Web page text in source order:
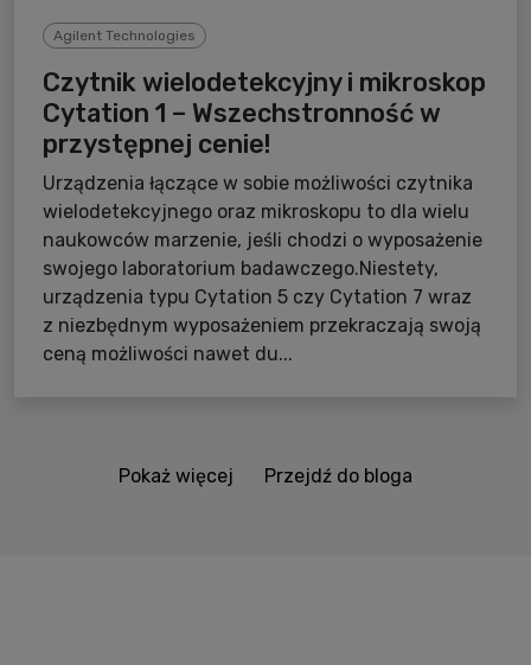
Agilent Technologies
Czytnik wielodetekcyjny i mikroskop
Cytation 1 – Wszechstronność w
przystępnej cenie!
Urządzenia łączące w sobie możliwości czytnika
wielodetekcyjnego oraz mikroskopu to dla wielu
naukowców marzenie, jeśli chodzi o wyposażenie
swojego laboratorium badawczego.Niestety,
urządzenia typu Cytation 5 czy Cytation 7 wraz
z niezbędnym wyposażeniem przekraczają swoją
ceną możliwości nawet du...
Pokaż więcej Przejdź do bloga